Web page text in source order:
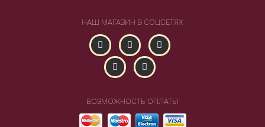
НАШ МАГАЗИН В СОЦСЕТЯХ
ВОЗМОЖНОСТЬ ОПЛАТЫ